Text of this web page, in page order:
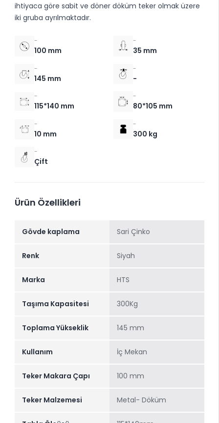
ihtiyaca göre sabit ve döner döküm teker olmak üzere
iki gruba ayrılmaktadır.
-
100 mm
-
35 mm
-
145 mm
-
-
-
115*140 mm
-
80*105 mm
-
10 mm
-
300 kg
-
Çift
Ürün Özellikleri
Gövde kaplama Sari Çinko
Renk Siyah
Marka HTS
Taşıma Kapasitesi 300Kg
Toplama Yükseklik 145 mm
Kullanım İç Mekan
Teker Makara Çapı 100 mm
Teker Malzemesi Metal- Döküm